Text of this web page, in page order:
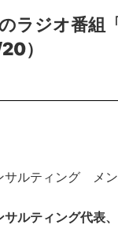
ラジオ番組
）
サルティング メン
サルティング代表